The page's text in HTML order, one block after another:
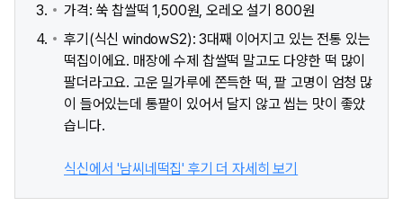
가격: 쑥 찹쌀떡 1,500원, 오레오 설기 800원
후기(식신 windowS2): 3대째 이어지고 있는 전통 있는
떡집이에요. 매장에 수제 찹쌀떡 말고도 다양한 떡 많이
팔더라고요. 고운 밀가루에 쫀득한 떡, 팥 고명이 엄청 많
이 들어있는데 통팥이 있어서 달지 않고 씹는 맛이 좋았
습니다.
식신에서 '남씨네떡집' 후기 더 자세히 보기